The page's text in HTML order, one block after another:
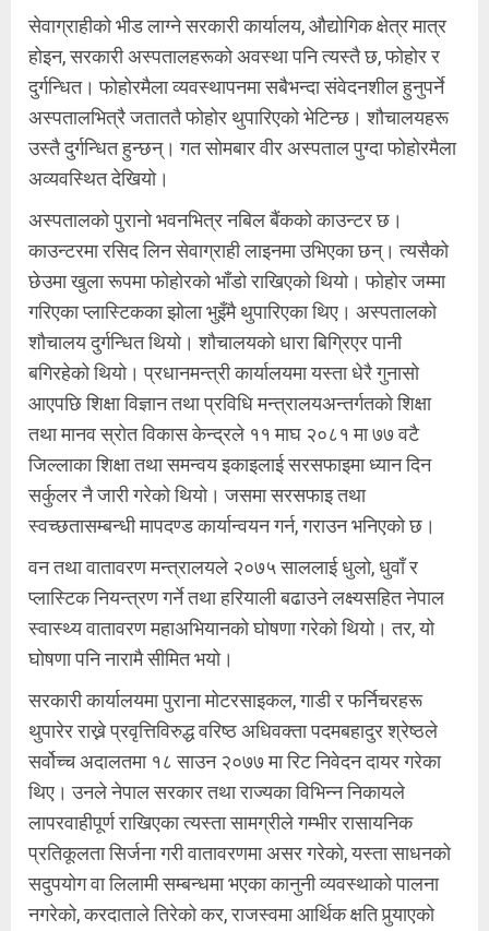
सेवाग्राहीको भीड लाग्ने सरकारी कार्यालय, औद्योगिक क्षेत्र मात्र
होइन, सरकारी अस्पतालहरूको अवस्था पनि त्यस्तै छ, फोहोर र
दुर्गन्धित। फोहोरमैला व्यवस्थापनमा सबैभन्दा संवेदनशील हुनुपर्ने
अस्पतालभित्रै जताततै फोहोर थुपारिएको भेटिन्छ। शौचालयहरू
उस्तै दुर्गन्धित हुन्छन्। गत सोमबार वीर अस्पताल पुग्दा फोहोरमैला
अव्यवस्थित देखियो।
अस्पतालको पुरानो भवनभित्र नबिल बैंकको काउन्टर छ।
काउन्टरमा रसिद लिन सेवाग्राही लाइनमा उभिएका छन्। त्यसैको
छेउमा खुला रूपमा फोहोरको भाँडो राखिएको थियो। फोहोर जम्मा
गरिएका प्लास्टिकका झोला भुइँमै थुपारिएका थिए। अस्पतालको
शौचालय दुर्गन्धित थियो। शौचालयको धारा बिग्रिएर पानी
बगिरहेको थियो। प्रधानमन्त्री कार्यालयमा यस्ता धेरै गुनासो
आएपछि शिक्षा विज्ञान तथा प्रविधि मन्त्रालयअन्तर्गतको शिक्षा
तथा मानव स्रोत विकास केन्द्रले ११ माघ २०८१ मा ७७ वटै
जिल्लाका शिक्षा तथा समन्वय इकाइलाई सरसफाइमा ध्यान दिन
सर्कुलर नै जारी गरेको थियो। जसमा सरसफाइ तथा
स्वच्छतासम्बन्धी मापदण्ड कार्यान्वयन गर्न, गराउन भनिएको छ।
वन तथा वातावरण मन्त्रालयले २०७५ साललाई धुलो, धुवाँ र
प्लास्टिक नियन्त्रण गर्ने तथा हरियाली बढाउने लक्ष्यसहित नेपाल
स्वास्थ्य वातावरण महाअभियानको घोषणा गरेको थियो। तर, यो
घोषणा पनि नारामै सीमित भयो।
सरकारी कार्यालयमा पुराना मोटरसाइकल, गाडी र फर्निचरहरू
थुपारेर राख्ने प्रवृत्तिविरुद्ध वरिष्ठ अधिवक्ता पदमबहादुर श्रेष्ठले
सर्वोच्च अदालतमा १८ साउन २०७७ मा रिट निवेदन दायर गरेका
थिए। उनले नेपाल सरकार तथा राज्यका विभिन्न निकायले
लापरवाहीपूर्ण राखिएका त्यस्ता सामग्रीले गम्भीर रासायनिक
प्रतिकूलता सिर्जना गरी वातावरणमा असर गरेको, यस्ता साधनको
सदुपयोग वा लिलामी सम्बन्धमा भएका कानुनी व्यवस्थाको पालना
नगरेको, करदाताले तिरेको कर, राजस्वमा आर्थिक क्षति पुर्‍याएको